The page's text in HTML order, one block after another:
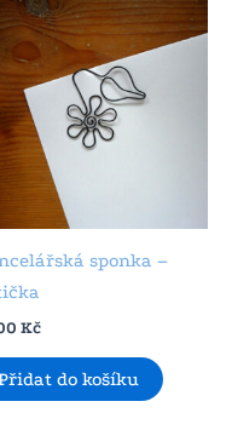
sponka –
Kč
do košíku